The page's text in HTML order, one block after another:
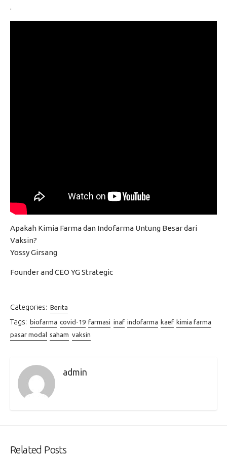
.
Apakah Kimia Farma dan Indofarma Untung Besar dari
Vaksin?
Yossy Girsang
Founder and CEO YG Strategic
Categories: Berita
Tags: biofarma covid-19 farmasi inaf indofarma kaef kimia farma
pasar modal saham vaksin
admin
Related Posts